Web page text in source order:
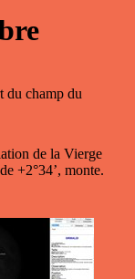
du champ du
de la Vierge
+2°34’, monte.